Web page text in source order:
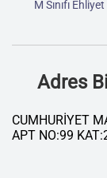
M Sınıfı Ehliyet
Adres
CUMHURİYET
APT NO:99